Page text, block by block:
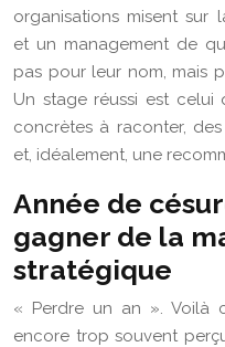
organisations misent sur
et un management de
pas pour leur nom, mais
Un stage réussi est celui
concrètes à raconter,
et, idéalement, une
Année de
gagner de la
stratégique
« Perdre un an ». Voilà
encore trop souvent